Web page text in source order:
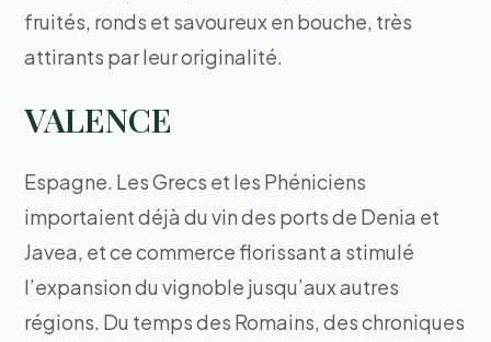
fruités, ronds et savoureux en bouche, très
attirants par leur originalité.
VALENCE
Espagne. Les Grecs et les Phéniciens
importaient déjà du vin des ports de Denia et
Javea, et ce commerce florissant a stimulé
l’expansion du vignoble jusqu’aux autres
régions. Du temps des Romains, des chroniques